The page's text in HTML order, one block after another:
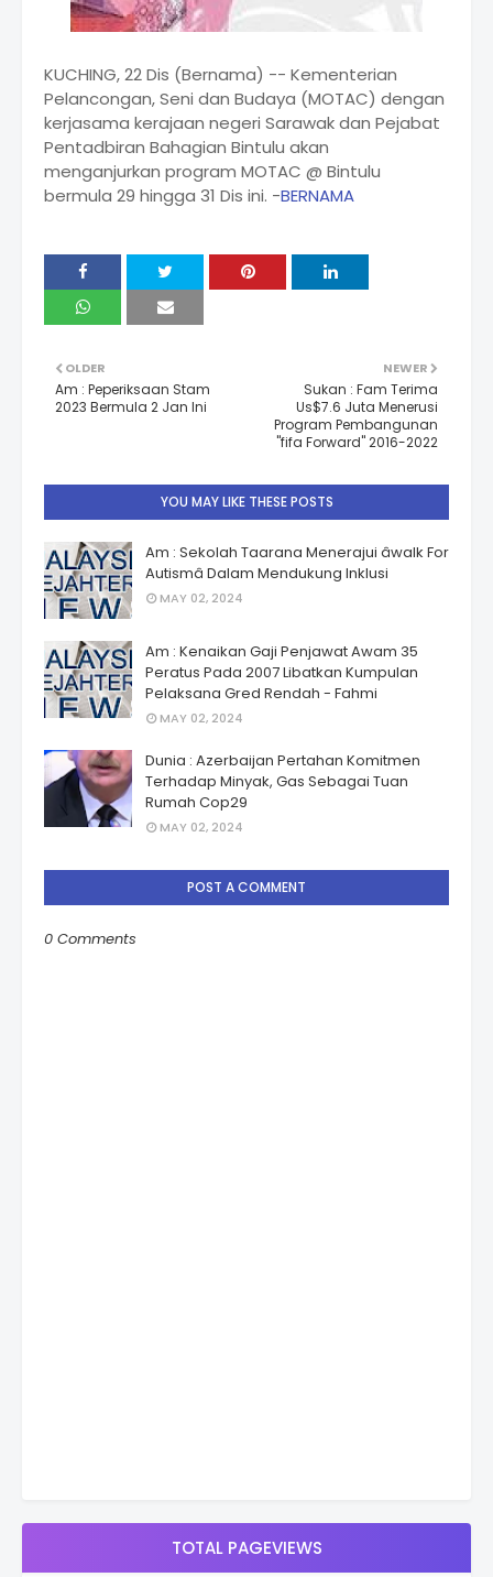
KUCHING, 22 Dis (Bernama) -- Kementerian
Pelancongan, Seni dan Budaya (MOTAC) dengan
kerjasama kerajaan negeri Sarawak dan Pejabat
Pentadbiran Bahagian Bintulu akan
menganjurkan program MOTAC @ Bintulu
bermula 29 hingga 31 Dis ini. -BERNAMA
NEWER
Sukan : Fam Terima
Us$7.6 Juta Menerusi
Program Pembangunan
"fifa Forward" 2016-2022
OLDER
Am : Peperiksaan Stam
2023 Bermula 2 Jan Ini
YOU MAY LIKE THESE POSTS
Am : Sekolah Taarana Menerajui âwalk For
Autismâ Dalam Mendukung Inklusi
MAY 02, 2024
Am : Kenaikan Gaji Penjawat Awam 35
Peratus Pada 2007 Libatkan Kumpulan
Pelaksana Gred Rendah - Fahmi
MAY 02, 2024
Dunia : Azerbaijan Pertahan Komitmen
Terhadap Minyak, Gas Sebagai Tuan
Rumah Cop29
MAY 02, 2024
POST A COMMENT
0 Comments
TOTAL PAGEVIEWS